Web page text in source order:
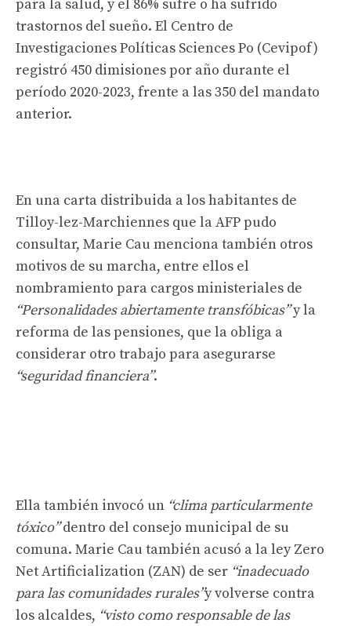
para la salud, y el 86% sufre o ha sufrido
trastornos del sueño. El Centro de
Investigaciones Políticas Sciences Po (Cevipof)
registró 450 dimisiones por año durante el
período 2020-2023, frente a las 350 del mandato
anterior.
En una carta distribuida a los habitantes de
Tilloy-lez-Marchiennes que la AFP pudo
consultar, Marie Cau menciona también otros
motivos de su marcha, entre ellos el
nombramiento para cargos ministeriales de
“Personalidades abiertamente transfóbicas”y la
reforma de las pensiones, que la obliga a
considerar otro trabajo para asegurarse
“seguridad financiera”.
Ella también invocó un “clima particularmente
tóxico”dentro del consejo municipal de su
comuna. Marie Cau también acusó a la ley Zero
Net Artificialization (ZAN) de ser “inadecuado
para las comunidades rurales”y volverse contra
los alcaldes, “visto como responsable de las